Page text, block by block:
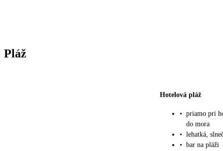
Pláž
Hotelová pláž
• priamo pri
do mora
• lehatká,
• bar na pláži